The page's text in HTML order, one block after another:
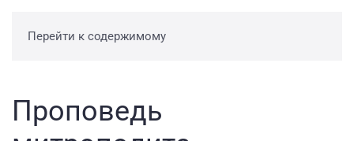
Перейти к содержимому
Проповедь